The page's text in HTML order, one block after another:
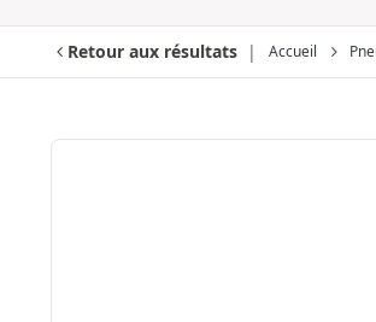
Retour aux résultats Accueil